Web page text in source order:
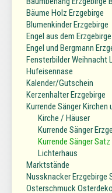
Bäume Holz Erzgebirge
Blumenkinder Erzgebirge
Engel aus dem Erzgebirge
Engel und Bergmann
Fensterbilder Weihnacht
Hufeisennase
Kalender/Gutschein
Kerzenhalter Erzgebirge
Kurrende Sänger Kirchen
Kirche / Häuser
Kurrende Sänger
Kurrende Sänger Satz
Lichterhaus
Marktstände
Nussknacker Erzgebirge
Osterschmuck